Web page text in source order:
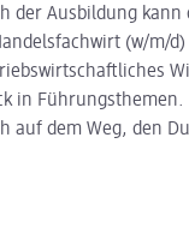
der Ausbildung kann
(w/m/d)
in Führungsthemen.
auf dem Weg, den